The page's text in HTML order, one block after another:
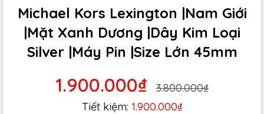
Michael Kors Lexington |Nam Giới
|Mặt Xanh Dương |Dây Kim Loại
Silver |Máy Pin |Size Lớn 45mm
1.900.000₫
3.800.000₫
Tiết kiệm: 1.900.000₫